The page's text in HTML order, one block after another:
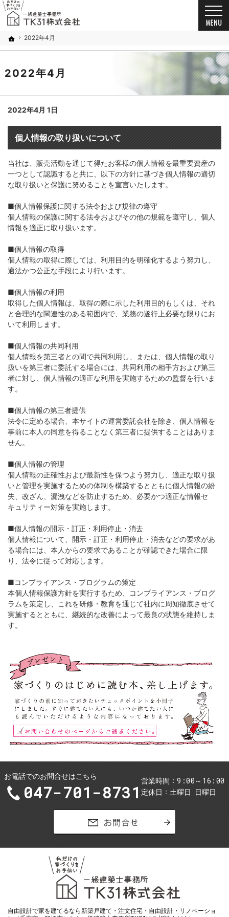
ホーム
2022年4月
2022年4月
お客様の想いを詰め込んだ家づくり。千葉市・船橋市の新築戸建て・注文住宅・自由設
新築戸建て・注文住宅・自由設計・リノベーション（千葉市・船橋市）の工務店なら一級
2022年4月 1日
個人情報の取り扱いについて
当社は、販売活動を通じて得たお客様の個人情報を最重要資産の
一つとして認識すると共に、以下の方針に基づき個人情報の適切
な取り扱いと保護に努めることを宣言いたします。
■個人情報保護に関する法令および規律の遵守
個人情報の保護に関する法令およびその他の規範を遵守し、個人
情報を適正に取り扱います。
■個人情報の取得
個人情報の取得に際しては、利用目的を明確化するよう努力し、
適法かつ公正な手段により行います。
■個人情報の利用
取得した個人情報は、取得の際に示した利用目的もしくは、それ
と合理的な関連性のある範囲内で、業務の遂行上必要な限りにお
いて利用します。
■個人情報の共同利用
個人情報を第三者との間で共同利用し、または、個人情報の取り
扱いを第三者に委託する場合には、共同利用の相手方および第三
者に対し、個人情報の適正な利用を実施するための監督を行いま
す。
■個人情報の第三者提供
法令に定める場合、本サイトの運営委託会社を除き、個人情報を
事前に本人の同意を得ることなく第三者に提供することはありま
せん。
■個人情報の管理
個人情報の正確性および最新性を保つよう努力し、適正な取り扱
いと管理を実施するための体制を構築するとともに個人情報の紛
失、改ざん、漏洩などを防止するため、必要かつ適正な情報セ
キュリティー対策を実施します。
■個人情報の開示・訂正・利用停止・消去
個人情報について、開示・訂正・利用停止・消去などの要求があ
る場合には、本人からの要求であることが確認できた場合に限
り、法令に従って対応します。
■コンプライアンス・プログラムの策定
本個人情報保護方針を実行するため、コンプライアンス・プログ
ラムを策定し、これを研修・教育を通じて社内に周知徹底させて
実施するとともに、継続的な改善によって最良の状態を維持しま
す。
お電話でのお問合せはこちら
047-701-8731
営業時間 9:00～16:00
定休日 土曜日 日曜日
自由設計で家を建てるなら新築戸建て・注文住宅・自由設計・リノベーショ